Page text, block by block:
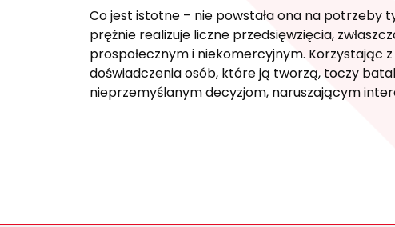
Co jest istotne – nie powstała ona na potrzeby
prężnie realizuje liczne przedsięwzięcia,
prospołecznym i niekomercyjnym. Korzystając
doświadczenia osób, które ją tworzą, toczy
nieprzemyślanym decyzjom, naruszającym